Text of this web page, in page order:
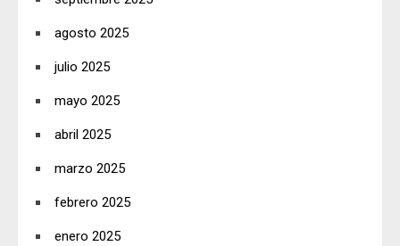
agosto 2025
julio 2025
mayo 2025
abril 2025
marzo 2025
febrero 2025
enero 2025